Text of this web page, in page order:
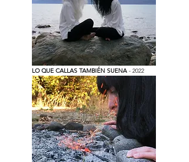
LO QUE CALLAS TAMBIÉN SUENA- 2022